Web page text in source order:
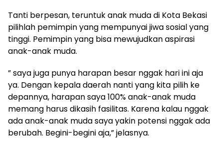
Tanti berpesan, teruntuk anak muda di Kota Bekasi
pilihlah pemimpin yang mempunyai jiwa sosial yang
tinggi. Pemimpin yang bisa mewujudkan aspirasi
anak-anak muda.
” saya juga punya harapan besar nggak hari ini aja
ya. Dengan kepala daerah nanti yang kita pilih ke
depannya, harapan saya 100% anak-anak muda
memang harus dikasih fasilitas. Karena kalau nggak
ada anak-anak muda saya yakin potensi nggak ada
berubah. Begini-begini aja,” jelasnya.